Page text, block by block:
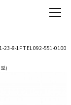
23-8-1F TEL 092-551-0100
)